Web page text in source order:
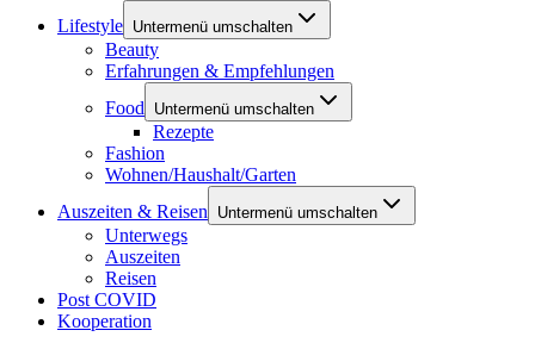
Lifestyle Untermenü umschalten
Beauty
Erfahrungen & Empfehlungen
Food
Untermenü umschalten
Rezepte
Fashion
Wohnen/Haushalt/Garten
Auszeiten & Reisen
Untermenü umschalten
Unterwegs
Auszeiten
Reisen
Post COVID
Kooperation